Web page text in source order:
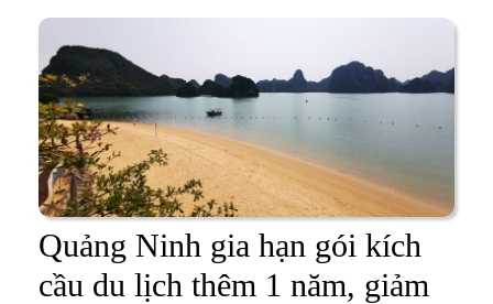
Quảng Ninh gia hạn gói kích
cầu du lịch thêm 1 năm, giảm